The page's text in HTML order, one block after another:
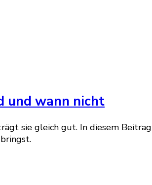
und wann nicht
sie gleich gut. In diesem